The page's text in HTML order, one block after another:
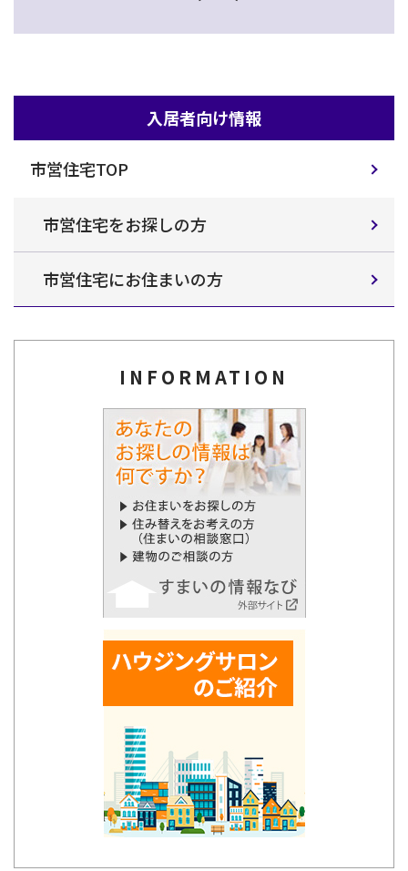
入居者向け情報
市営住宅TOP
市営住宅をお探しの方
市営住宅にお住まいの方
INFORMATION